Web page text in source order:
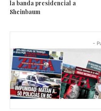
la banda presidencial a
Sheinbaum
-